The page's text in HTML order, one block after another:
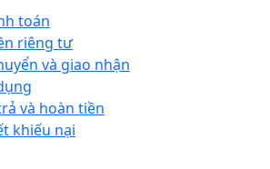
toán
riêng tư​
và giao nhận
và hoàn tiền
khiếu nại